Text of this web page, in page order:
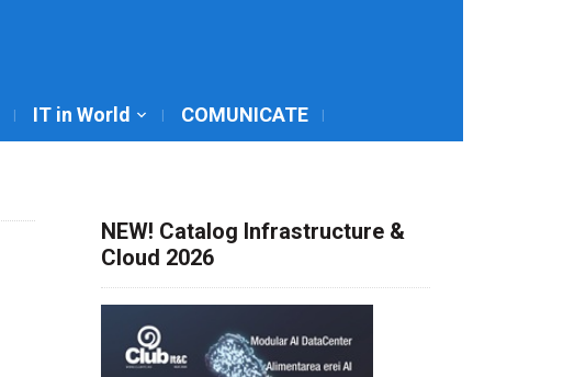
IT in World COMUNICATE
NEW! Catalog Infrastructure &
Cloud 2026